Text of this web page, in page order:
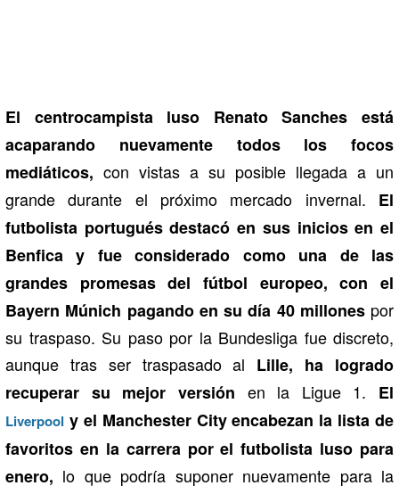
El centrocampista luso Renato Sanches está
acaparando nuevamente todos los focos
mediáticos, con vistas a su posible llegada a un
grande durante el próximo mercado invernal. El
futbolista portugués destacó en sus inicios en el
Benfica y fue considerado como una de las
grandes promesas del fútbol europeo, con el
Bayern Múnich pagando en su día 40 millonespor
su traspaso. Su paso por la Bundesliga fue discreto,
aunque tras ser traspasado al Lille, ha logrado
recuperar su mejor versión en la Ligue 1. El
Liverpool y el Manchester City encabezan la lista de
favoritos en la carrera por el futbolista luso para
enero, lo que podría suponer nuevamente para la